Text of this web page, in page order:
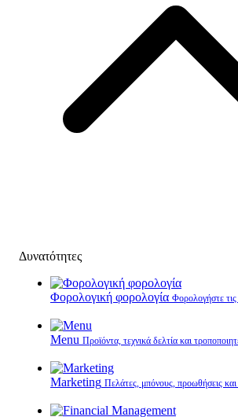
Δυνατότητες
Φορολογική φορολογία Φορολογήστε
Menu Προϊόντα, τεχνικά δελτία και
Marketing Πελάτες, μπόνους, προωθήσεις και